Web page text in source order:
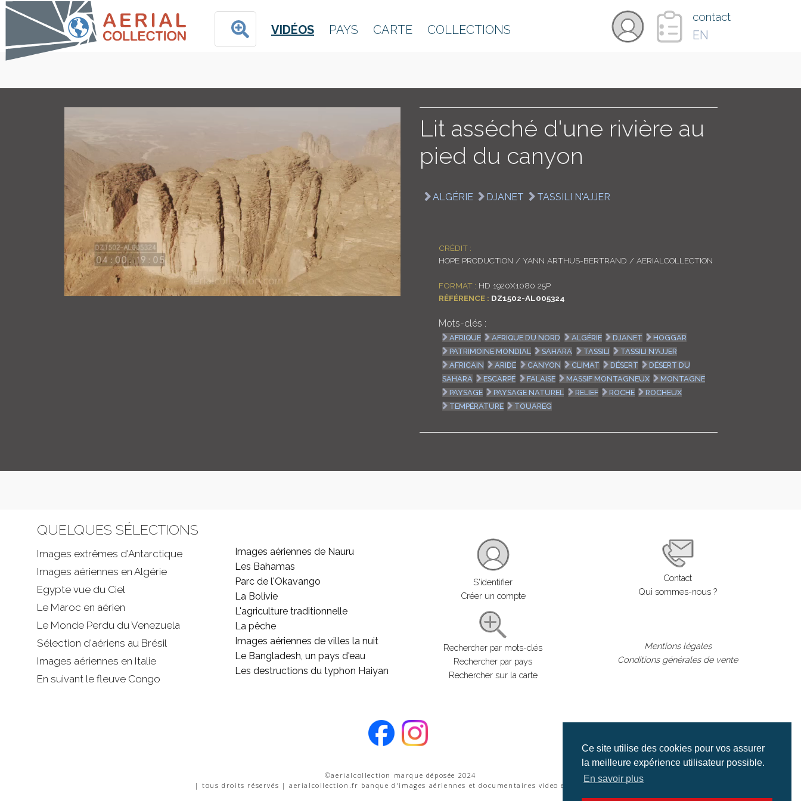
Ce site utilise des cookies pour vos assurer
la meilleure expérience utilisateur possible.
En savoir plus
VIDÉOS PAYS CARTE COLLECTIONS
contact
EN
Lit asséché d'une rivière au
pied du canyon
ALGÉRIE DJANET TASSILI N'AJJER
CRÉDIT :
HOPE PRODUCTION / YANN ARTHUS-BERTRAND / AERIALCOLLECTION
FORMAT : HD 1920X1080 25P
RÉFÉRENCE : DZ1502-AL005324
Mots-clés :
AFRIQUE AFRIQUE DU NORD ALGÉRIE DJANET
HOGGAR
PATRIMOINE MONDIAL
SAHARA TASSILI
TASSILI N'AJJER
AFRICAIN
ARIDE CANYON CLIMAT DÉSERT
DÉSERT DU
SAHARA
ESCARPÉ FALAISE MASSIF MONTAGNEUX
MONTAGNE
PAYSAGE
PAYSAGE NATUREL RELIEF ROCHE
ROCHEUX
TEMPÉRATURE
TOUAREG
QUELQUES SÉLECTIONS
Images extrêmes d'Antarctique
Images aériennes en Algérie
Egypte vue du Ciel
Le Maroc en aérien
Le Monde Perdu du Venezuela
Sélection d'aériens au Brésil
Images aériennes en Italie
En suivant le fleuve Congo
Images aériennes de Nauru
Les Bahamas
Parc de l'Okavango
La Bolivie
L'agriculture traditionnelle
La pêche
Images aériennes de villes la nuit
Le Bangladesh, un pays d'eau
Les destructions du typhon Haiyan
S'identifier
Créer un compte
Rechercher par mots-clés
Rechercher par pays
Rechercher sur la carte
Contact
Qui sommes-nous ?
Mentions légales
Conditions générales de vente
©aerialcollection marque déposée 2024
| tous droits réservés | aerialcollection.fr banque d'images aériennes et documentaires video et cinéma |